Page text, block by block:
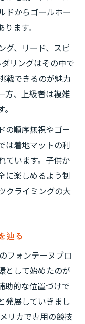
ドからゴールホー
ます。
グ、リード、スピ
リングはその中で
戦できるのが魅力
方、上級者は複雑
の順序無視やゴー
は着地マットの利
ています。子供か
に楽しめるよう制
クライミングの大
辿る
フォンテーヌブロ
として始めたのが
助的な位置づけで
発展していきまし
リカで専用の競技